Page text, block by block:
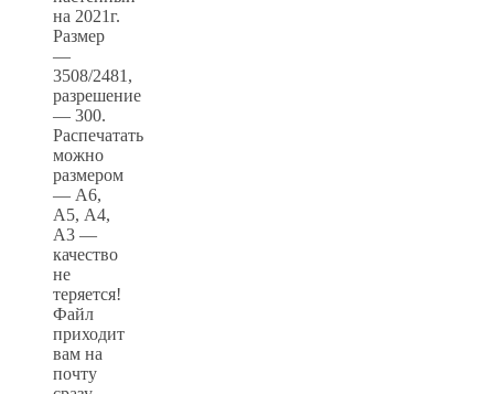
на 2021г.
Размер
—
3508/2481,
разрешение
— 300.
Распечатать
можно
размером
— А6,
А5, А4,
А3 —
качество
не
теряется!
Файл
приходит
вам на
почту